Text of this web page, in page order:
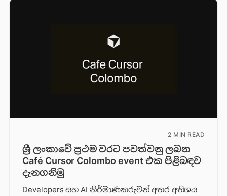
2 MIN READ
ශ්‍රී ලංකාවේ ප්‍රථම වරට පවත්වනු ලබන
Café Cursor Colombo event එක පිළිබඳව
දැනගනිමු
Developers සහ AI නිර්මාණකරුවන් අතර අතිශය